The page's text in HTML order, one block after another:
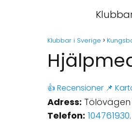
Klubbar i Sverige
👍 Recensioner 📌
Adress: Tölövägen
Telefon: 104761930.